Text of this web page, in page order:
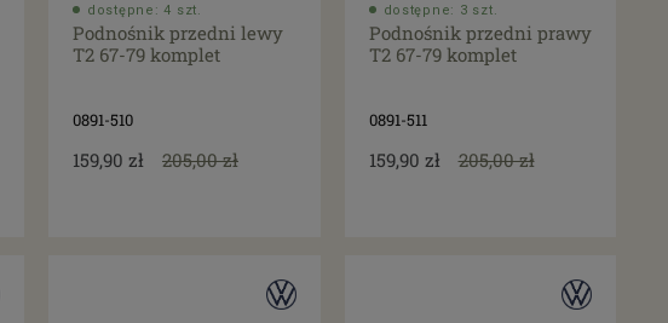
dostępne: 4 szt.
Podnośnik przedni lewy
T2 67-79 komplet
0891-510
159,90 zł 205,00 zł
dostępne: 3 szt.
Podnośnik przedni prawy
T2 67-79 komplet
0891-511
159,90 zł 205,00 zł